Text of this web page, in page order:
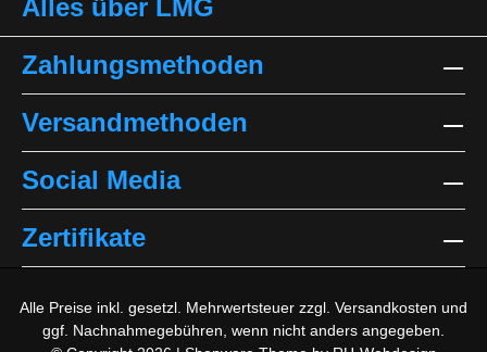
Alles über LMG
Zahlungsmethoden
Versandmethoden
Social Media
Zertifikate
Alle Preise inkl. gesetzl. Mehrwertsteuer zzgl. Versandkosten und
ggf. Nachnahmegebühren, wenn nicht anders angegeben.